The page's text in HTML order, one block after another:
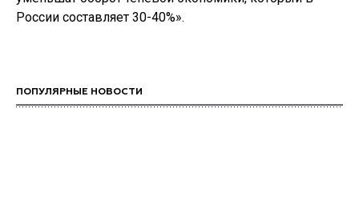
России составляет 30-40%».
ПОПУЛЯРНЫЕ НОВОСТИ